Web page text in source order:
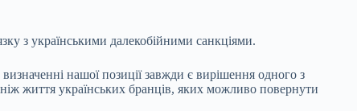
з українськими далекобійними санкціями.
нашої позиції завжди є вирішення одного з
життя українських бранців, яких можливо повернути